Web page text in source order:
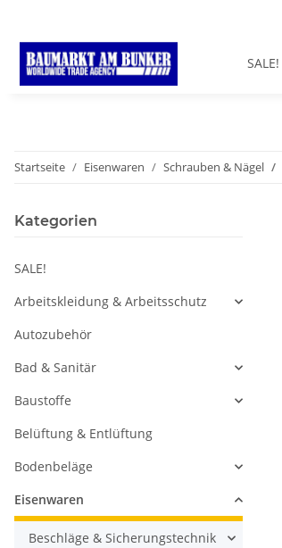
SALE!
Startseite Eisenwaren Schrauben & Nägel
Kategorien
SALE!
Arbeitskleidung & Arbeitsschutz
Autozubehör
Bad & Sanitär
Baustoffe
Belüftung & Entlüftung
Bodenbeläge
Eisenwaren
Beschläge & Sicherungstechnik